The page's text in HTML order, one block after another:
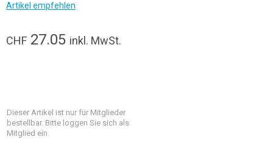
Artikel empfehlen
CHF 27.05 inkl. MwSt.
Dieser Artikel ist nur für Mitglieder
bestellbar. Bitte loggen Sie sich als
Mitglied ein.